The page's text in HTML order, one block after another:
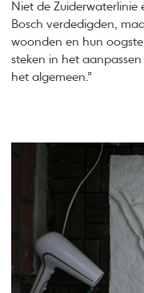
Niet de
Bosch verdedigden,
woonden en hun
steken in het
het algemeen.”